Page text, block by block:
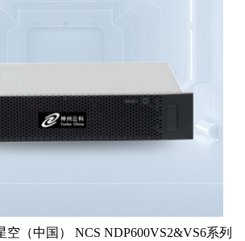
空（中国） NCS NDP600VS2&VS6系列